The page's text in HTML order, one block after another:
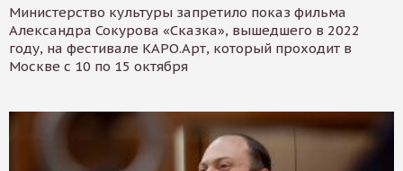
Министерство культуры запретило показ фильма
Александра Сокурова «Сказка», вышедшего в 2022
году, на фестивале КАРО.Арт, который проходит в
Москве с 10 по 15 октября